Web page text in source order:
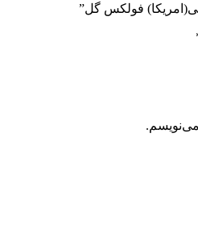
فولکس گل”
می‌نویسم.